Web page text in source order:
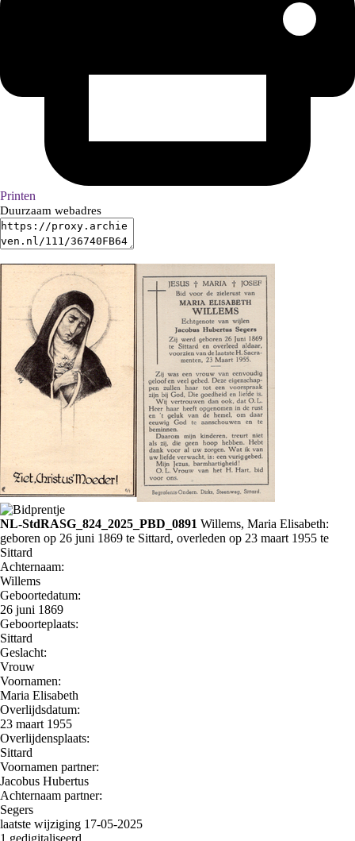
Printen
Duurzaam webadres
NL-StdRASG_824_2025_PBD_0891 Willems, Maria Elisabeth:
geboren op 26 juni 1869 te Sittard, overleden op 23 maart 1955 te
Sittard
Achternaam:
Willems
Geboortedatum:
26 juni 1869
Geboorteplaats:
Sittard
Geslacht:
Vrouw
Voornamen:
Maria Elisabeth
Overlijdsdatum:
23 maart 1955
Overlijdensplaats:
Sittard
Voornamen partner:
Jacobus Hubertus
Achternaam partner:
Segers
laatste wijziging 17-05-2025
1 gedigitaliseerd